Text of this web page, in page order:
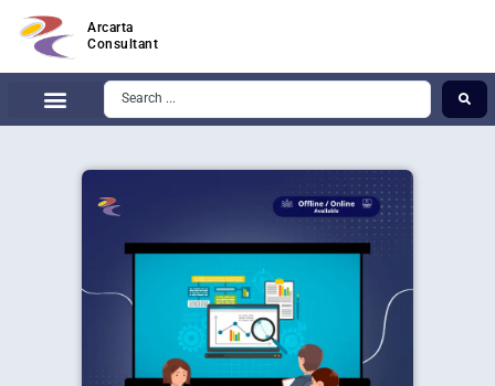
Arcarta
Consultant